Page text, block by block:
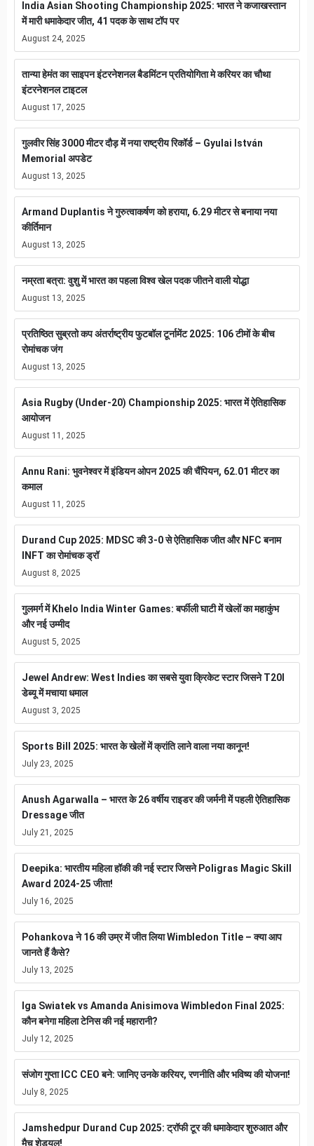
India Asian Shooting Championship 2025: भारत ने कजाखस्तान
में मारी धमाकेदार जीत, 41 पदक के साथ टॉप पर
August 24, 2025
तान्या हेमंत का साइपन इंटरनेशनल बैडमिंटन प्रतियोगिता मे करियर का चौथा
इंटरनेशनल टाइटल
August 17, 2025
गुलवीर सिंह 3000 मीटर दौड़ में नया राष्ट्रीय रिकॉर्ड – Gyulai István
Memorial अपडेट
August 13, 2025
Armand Duplantis ने गुरुत्वाकर्षण को हराया, 6.29 मीटर से बनाया नया
कीर्तिमान
August 13, 2025
नम्रता बत्रा: वुशु में भारत का पहला विश्व खेल पदक जीतने वाली योद्धा
August 13, 2025
प्रतिष्ठित सुब्रतो कप अंतर्राष्ट्रीय फुटबॉल टूर्नामेंट 2025: 106 टीमों के बीच
रोमांचक जंग
August 13, 2025
Asia Rugby (Under-20) Championship 2025: भारत में ऐतिहासिक
आयोजन
August 11, 2025
Annu Rani: भुवनेश्वर में इंडियन ओपन 2025 की चैंपियन, 62.01 मीटर का
कमाल
August 11, 2025
Durand Cup 2025: MDSC की 3-0 से ऐतिहासिक जीत और NFC बनाम
INFT का रोमांचक ड्रॉ
August 8, 2025
गुलमर्ग में Khelo India Winter Games: बर्फीली घाटी में खेलों का महाकुंभ
और नई उम्मीद
August 5, 2025
Jewel Andrew: West Indies का सबसे युवा क्रिकेट स्टार जिसने T20I
डेब्यू में मचाया धमाल
August 3, 2025
Sports Bill 2025: भारत के खेलों में क्रांति लाने वाला नया कानून!
July 23, 2025
Anush Agarwalla – भारत के 26 वर्षीय राइडर की जर्मनी में पहली ऐतिहासिक
Dressage जीत
July 21, 2025
Deepika: भारतीय महिला हॉकी की नई स्टार जिसने Poligras Magic Skill
Award 2024-25 जीता!
July 16, 2025
Pohankova ने 16 की उम्र में जीत लिया Wimbledon Title – क्या आप
जानते हैं कैसे?
July 13, 2025
Iga Swiatek vs Amanda Anisimova Wimbledon Final 2025:
कौन बनेगा महिला टेनिस की नई महारानी?
July 12, 2025
संजोग गुप्ता ICC CEO बने: जानिए उनके करियर, रणनीति और भविष्य की योजना!
July 8, 2025
Jamshedpur Durand Cup 2025: ट्रॉफी टूर की धमाकेदार शुरुआत और
मैच शेड्यूल!